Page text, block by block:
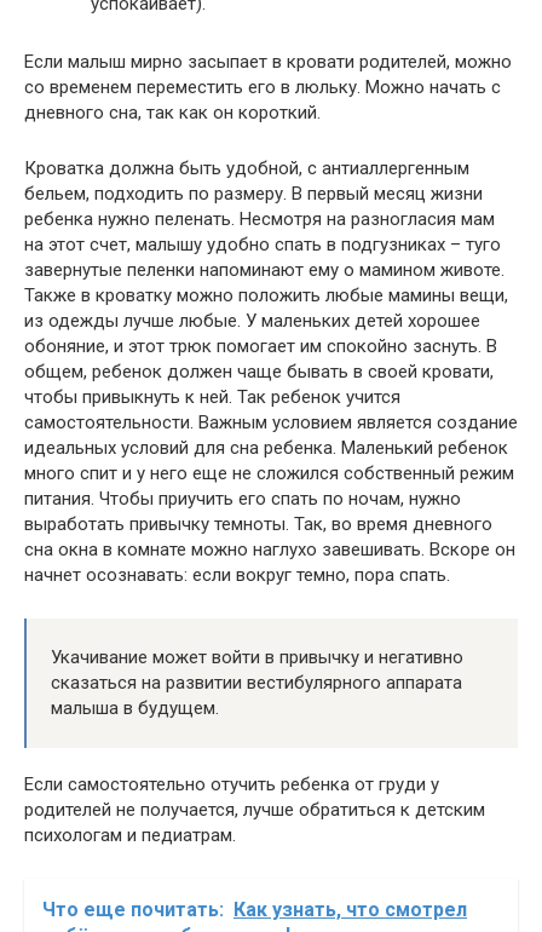
Если малыш мирно засыпает в кровати родителей, можно
со временем переместить его в люльку. Можно начать с
дневного сна, так как он короткий.
Кроватка должна быть удобной, с антиаллергенным
бельем, подходить по размеру. В первый месяц жизни
ребенка нужно пеленать. Несмотря на разногласия мам
на этот счет, малышу удобно спать в подгузниках – туго
завернутые пеленки напоминают ему о мамином животе.
Также в кроватку можно положить любые мамины вещи,
из одежды лучше любые. У маленьких детей хорошее
обоняние, и этот трюк помогает им спокойно заснуть. В
общем, ребенок должен чаще бывать в своей кровати,
чтобы привыкнуть к ней. Так ребенок учится
самостоятельности. Важным условием является создание
идеальных условий для сна ребенка. Маленький ребенок
много спит и у него еще не сложился собственный режим
питания. Чтобы приучить его спать по ночам, нужно
выработать привычку темноты. Так, во время дневного
сна окна в комнате можно наглухо завешивать. Вскоре он
начнет осознавать: если вокруг темно, пора спать.
Укачивание может войти в привычку и негативно
сказаться на развитии вестибулярного аппарата
малыша в будущем.
Если самостоятельно отучить ребенка от груди у
родителей не получается, лучше обратиться к детским
психологам и педиатрам.
Что еще почитать: Как узнать, что смотрел